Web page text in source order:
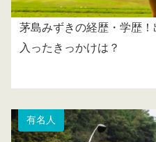
茅島みずきの経歴・学歴
入ったきっかけは？
有名人